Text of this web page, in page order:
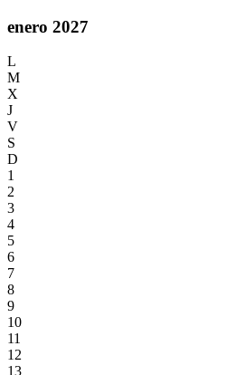
enero 2027
L
M
X
J
V
S
D
1
2
3
4
5
6
7
8
9
10
11
12
13